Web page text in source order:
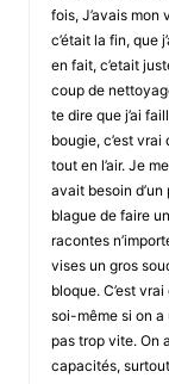
fois, J’avais mon
c’était la fin, que
en fait, c’etait
coup de
te dire que j’ai
bougie, c’est
tout en l’air. Je
avait besoin
blague de faire
racontes
vises un gros
bloque. C’est
soi-même si on a
pas trop vite. On
capacités,